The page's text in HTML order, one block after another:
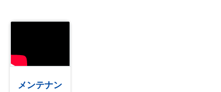
メンテナン